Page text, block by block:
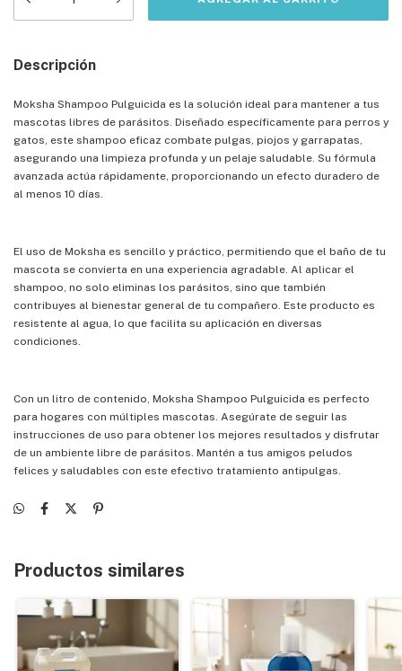
Descripción
Moksha Shampoo Pulguicida es la solución ideal para mantener a tus
mascotas libres de parásitos. Diseñado específicamente para perros y
gatos, este shampoo eficaz combate pulgas, piojos y garrapatas,
asegurando una limpieza profunda y un pelaje saludable. Su fórmula
avanzada actúa rápidamente, proporcionando un efecto duradero de
al menos 10 días.
El uso de Moksha es sencillo y práctico, permitiendo que el baño de tu
mascota se convierta en una experiencia agradable. Al aplicar el
shampoo, no solo eliminas los parásitos, sino que también
contribuyes al bienestar general de tu compañero. Este producto es
resistente al agua, lo que facilita su aplicación en diversas
condiciones.
Con un litro de contenido, Moksha Shampoo Pulguicida es perfecto
para hogares con múltiples mascotas. Asegúrate de seguir las
instrucciones de uso para obtener los mejores resultados y disfrutar
de un ambiente libre de parásitos. Mantén a tus amigos peludos
felices y saludables con este efectivo tratamiento antipulgas.
Productos similares